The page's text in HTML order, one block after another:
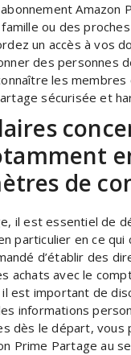
Amazon
ou des proches
un accès à vos
des personnes
les
sécurisée et
de
il est essentiel de
particulier en ce
d’établir des
achats avec le
est important de
informations
dès le départ, vous
Prime Partage au